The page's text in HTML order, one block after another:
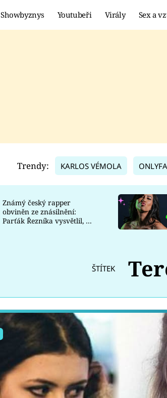
Showbyznys Youtubeři Virály Sex a
TADEÁŠ KUBĚNKA
DATEL
Trendy: KARLOS VÉMOLA
Známý český rapper
obviněn ze znásilnění:
Parťák Řezníka vysvětlil, co
ŠTÍTEK